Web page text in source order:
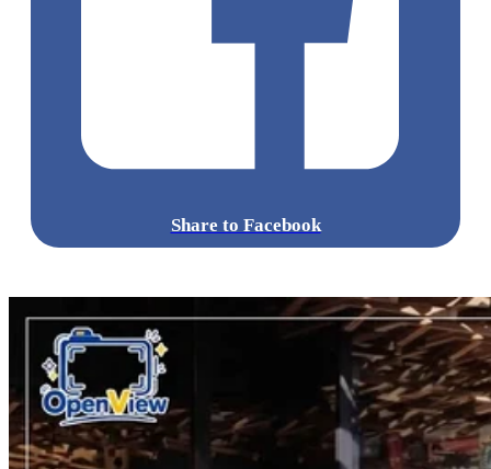
Share to Facebook